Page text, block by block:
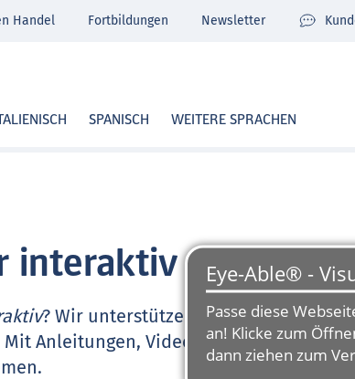
SPANISCH WEITERE SPRACHEN
Handel Fortbildungen Newsletter
interaktiv
? Wir unterstützen Sie sehr gerne und
Anleitungen, Video-Tutorials und FAQ